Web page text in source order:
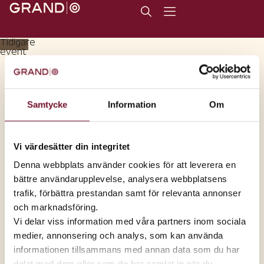
Samtycke Information Om
Vi värdesätter din integritet
Denna webbplats använder cookies för att leverera en
bättre användarupplevelse, analysera webbplatsens
trafik, förbättra prestandan samt för relevanta annonser
och marknadsföring.
Vi delar viss information med våra partners inom sociala
medier, annonsering och analys, som kan använda
informationen tillsammans med annan data som du har
Tidigare
event
Publicerad18 juni 2026
Subway har öppnat
Varmt välkomna tillbaka till huset!
Grand Samarkand! Denna gång i en ombyggd helt ny
lokal, välkommen att se!
Dela inlägget:
Eventet har passerat
Datum:
18 juni